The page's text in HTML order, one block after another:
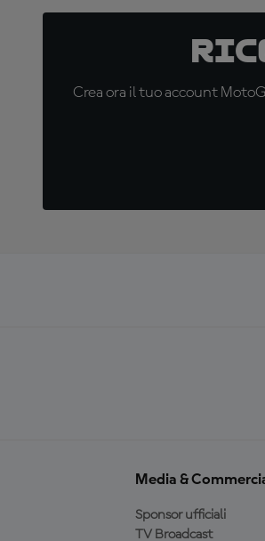
Crea ora il tuo account
Media &
Sponsor ufficiali
TV Broadcast